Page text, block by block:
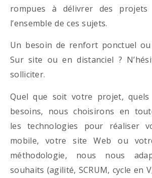
rompues à délivrer des
l’ensemble de ces sujets.
Un besoin de renfort ponctuel
Sur site ou en distanciel ?
solliciter.
Quel que soit votre projet,
besoins, nous choisirons en
les technologies pour réaliser
mobile, votre site Web ou
méthodologie, nous nous
souhaits (agilité, SCRUM, cycle en